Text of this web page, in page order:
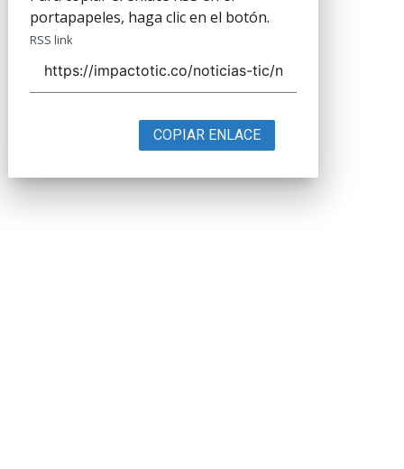
portapapeles, haga clic en el botón.
RSS link
COPIAR ENLACE